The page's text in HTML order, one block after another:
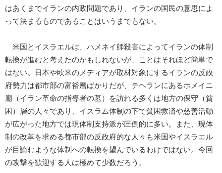
はあくまでイランの内政問題であり、イランの国民の意思によ
って決まるものであることはいうまでもない。
米国とイスラエルは、ハメネイ師殺害によってイランの体制
転換が進むと考えたのかもしれないが、ことはそれほど簡単で
はない。日本や欧米のメディアが取材対象にするイランの反政
府勢力は都市部の富裕層ばかりだが、テヘランにあるホメイニ
廟（イラン革命の指導者の墓）を訪れる多くは地方の保守（貧
困）層の人々であり、イスラム体制の下で貧困救済や慈善活動
が広がった地方では現体制支持派が圧倒的に多い。また、現体
制の改革を求める都市部の反政府的な人々も米国やイスラエル
が目論むような体制への転換を望んでいるわけではない。今回
の攻撃を歓迎する人は極めて少数だろう。